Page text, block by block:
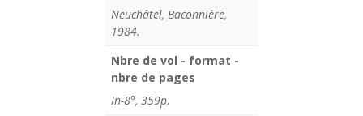
Neuchâtel, Baconnière,
1984.
Nbre de vol - format -
nbre de pages
In-8°, 359p.